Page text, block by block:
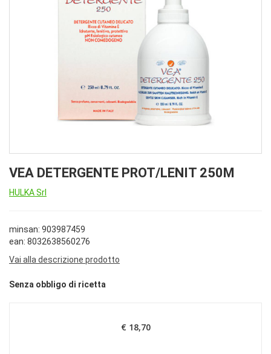
VEA DETERGENTE PROT/LENIT 250M
HULKA Srl
minsan: 903987459
ean: 8032638560276
Vai alla descrizione prodotto
Senza obbligo di ricetta
Prezzo
€ 18,70